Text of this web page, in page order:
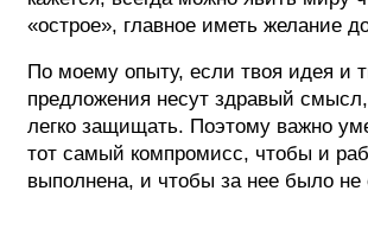
«острое», главное иметь желание
По моему опыту, если твоя идея и
предложения несут здравый
легко защищать. Поэтому важно
тот самый компромисс, чтобы и
выполнена, и чтобы за нее было не